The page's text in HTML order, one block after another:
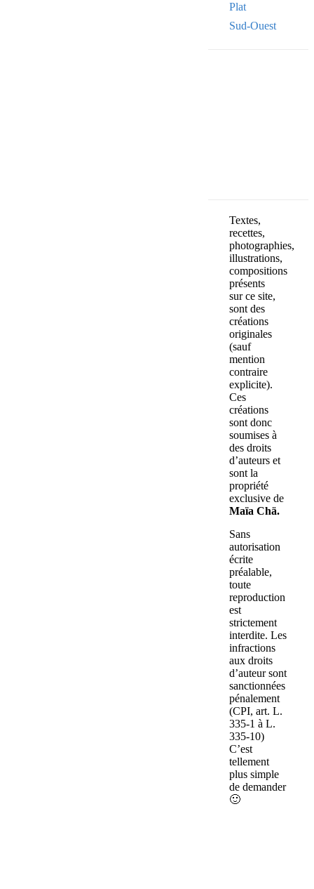
Plat
Sud-Ouest
Textes,
recettes,
photographies,
illustrations,
compositions
présents
sur ce site,
sont des
créations
originales
(sauf
mention
contraire
explicite).
Ces
créations
sont donc
soumises à
des droits
d’auteurs et
sont la
propriété
exclusive de
Maïa Chä.
Sans
autorisation
écrite
préalable,
toute
reproduction
est
strictement
interdite. Les
infractions
aux droits
d’auteur sont
sanctionnées
pénalement
(CPI, art. L.
335-1 à L.
335-10)
C’est
tellement
plus simple
de demander
🙂